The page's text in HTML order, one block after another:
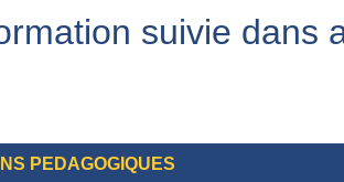
suivie dans
PEDAGOGIQUES